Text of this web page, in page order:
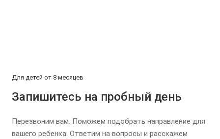
Для детей от 8 месяцев
Запишитесь на пробный день
Перезвоним вам. Поможем подобрать направление для
вашего ребенка. Ответим на вопросы и расскажем